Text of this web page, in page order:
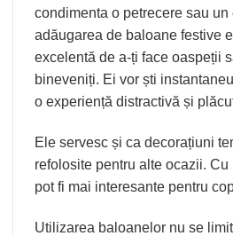
condimenta o petrecere sau
adăugarea de baloane festive
excelentă de a-ți face oaspeții
bineveniți. Ei vor ști
o experiență distractivă și
Ele servesc și ca decorațiuni
refolosite pentru alte ocazii.
pot fi mai interesante pentru
Utilizarea baloanelor nu se